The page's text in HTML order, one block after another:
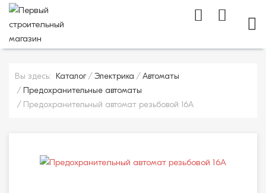
Вы здесь: Каталог Электрика
Автоматы
Предохранительные автоматы
Предохранительный автомат резьбовой 16А